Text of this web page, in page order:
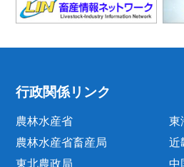
行政関係リンク
農林水産省
農林水産省畜産局
東北農政局
東
近
中